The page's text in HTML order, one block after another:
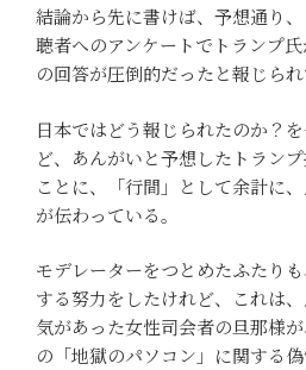
結論から先に書けば、予想通り
聴者へのアンケートでトランプ
の回答が圧倒的だったと報じられ
日本ではどう報じられたのか？
ど、あんがいと予想したトラン
ことに、「行間」として余計に
が伝わっている。
モデレーターをつとめたふたり
する努力をしたけれど、これは
気があった女性司会者の旦那様
の「地獄のパソコン」に関する